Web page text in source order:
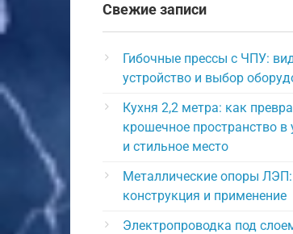
Свежие записи
Гибочные прессы с ЧПУ:
устройство и выбор
Кухня 2,2 метра: как
крошечное пространство в
и стильное место
Металлические опоры
конструкция и применение
Электропроводка под